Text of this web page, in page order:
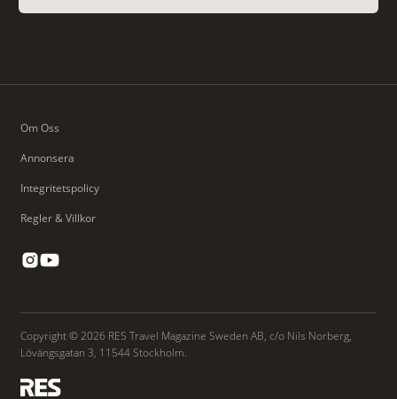
Om Oss
Annonsera
Integritetspolicy
Regler & Villkor
Copyright © 2026 RES Travel Magazine Sweden AB, c/o Nils Norberg,
Lövängsgatan 3, 11544 Stockholm.